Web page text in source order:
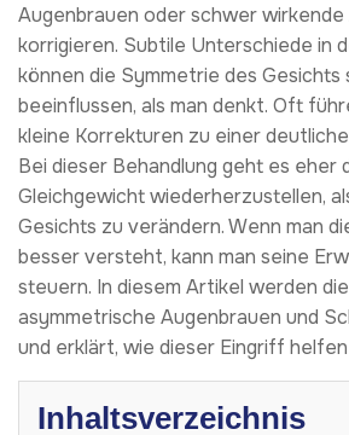
Augenbrauen oder schwer wirkende
korrigieren. Subtile Unterschiede in
können die Symmetrie des Gesichts
beeinflussen, als man denkt. Oft
kleine Korrekturen zu einer
Bei dieser Behandlung geht es eher
Gleichgewicht wiederherzustellen,
Gesichts zu verändern. Wenn man
besser versteht, kann man seine
steuern. In diesem Artikel werden
asymmetrische Augenbrauen und
und erklärt, wie dieser Eingriff helfen
Inhaltsverzeichnis